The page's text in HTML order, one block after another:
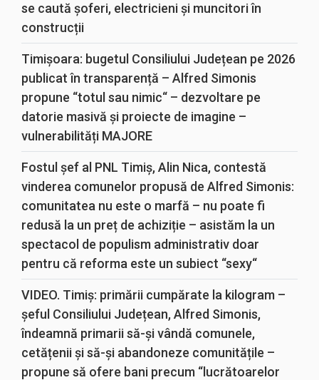
se caută șoferi, electricieni și muncitori în
construcții
Timișoara: bugetul Consiliului Județean pe 2026
publicat în transparență – Alfred Simonis
propune “totul sau nimic“ – dezvoltare pe
datorie masivă și proiecte de imagine –
vulnerabilități MAJORE
Fostul șef al PNL Timiș, Alin Nica, contestă
vinderea comunelor propusă de Alfred Simonis:
comunitatea nu este o marfă – nu poate fi
redusă la un preț de achiziție – asistăm la un
spectacol de populism administrativ doar
pentru că reforma este un subiect “sexy“
VIDEO. Timiș: primării cumpărate la kilogram –
șeful Consiliului Județean, Alfred Simonis,
îndeamnă primarii să-și vândă comunele,
cetățenii și să-și abandoneze comunitățile –
propune să ofere bani precum “lucrătoarelor